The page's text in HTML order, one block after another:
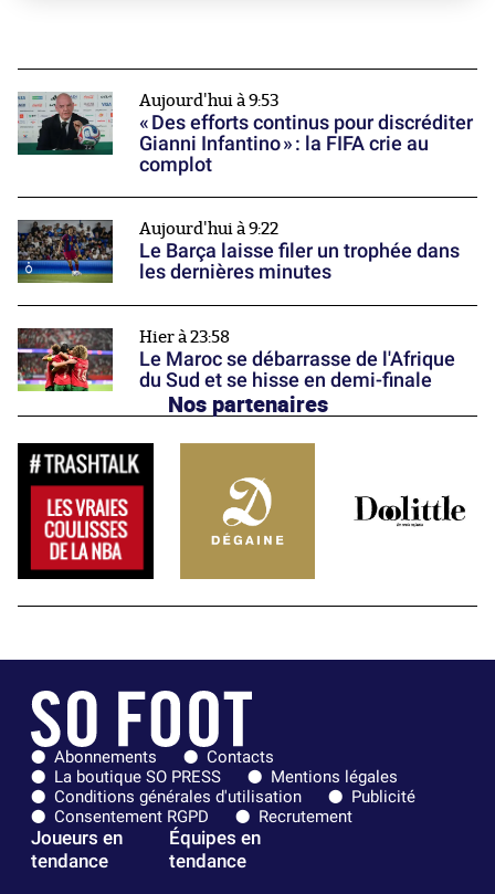
Aujourd'hui à 9:53
« Des efforts continus pour discréditer
Gianni Infantino » : la FIFA crie au
complot
Aujourd'hui à 9:22
Le Barça laisse filer un trophée dans
les dernières minutes
Hier à 23:58
Le Maroc se débarrasse de l'Afrique
du Sud et se hisse en demi-finale
Nos partenaires
Abonnements
Contacts
La boutique SO PRESS
Mentions légales
Conditions générales d'utilisation
Publicité
Consentement RGPD
Recrutement
Joueurs en
tendance
Équipes en
tendance